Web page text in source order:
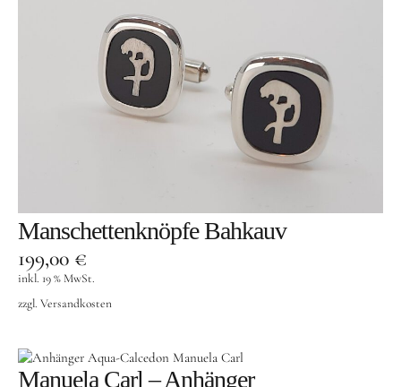
Manschettenknöpfe Bahkauv
199,00 €
inkl. 19 % MwSt.
zzgl. Versandkosten
Manuela Carl – Anhänger